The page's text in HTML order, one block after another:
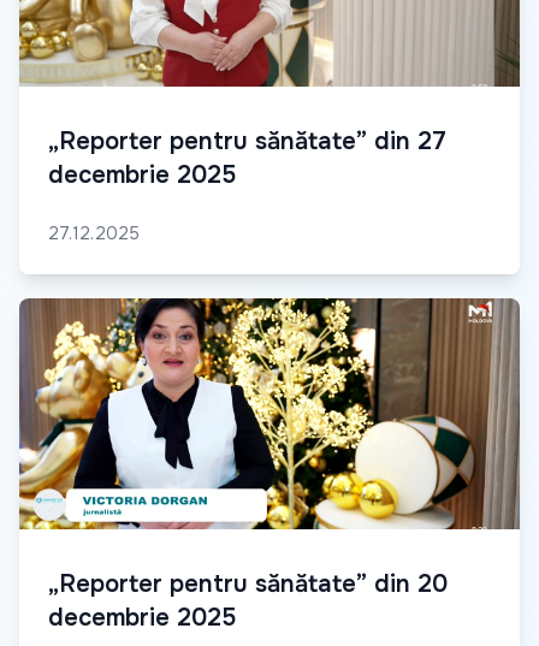
„Reporter pentru sănătate” din 27
decembrie 2025
27.12.2025
„Reporter pentru sănătate” din 20
decembrie 2025